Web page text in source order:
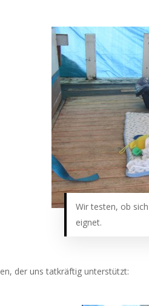
Wir testen, ob
eignet.
der uns tatkräftig unterstützt: